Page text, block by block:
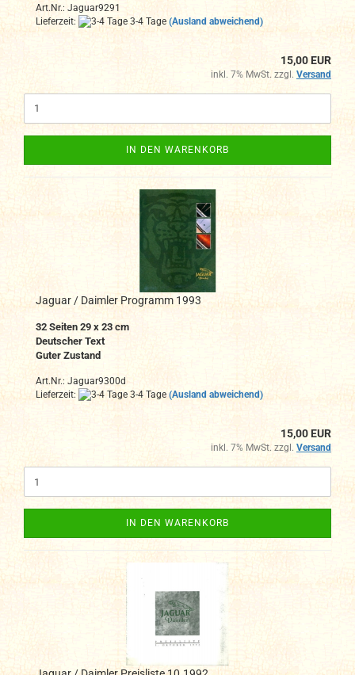
Art.Nr.: Jaguar9291
Lieferzeit:
3-4 Tage (Ausland abweichend)
15,00 EUR
inkl. 7% MwSt. zzgl. Versand
IN DEN WARENKORB
Jaguar / Daimler Programm 1993
32 Seiten 29 x 23 cm
Deutscher Text
Guter Zustand
Art.Nr.: Jaguar9300d
Lieferzeit:
3-4 Tage (Ausland abweichend)
15,00 EUR
inkl. 7% MwSt. zzgl. Versand
IN DEN WARENKORB